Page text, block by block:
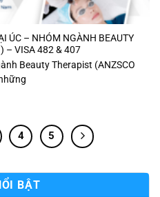
ÚC – NHÓM NGÀNH BEAUTY
– VISA 482 & 407
Beauty Therapist (ANZSCO
4 5
BẬT